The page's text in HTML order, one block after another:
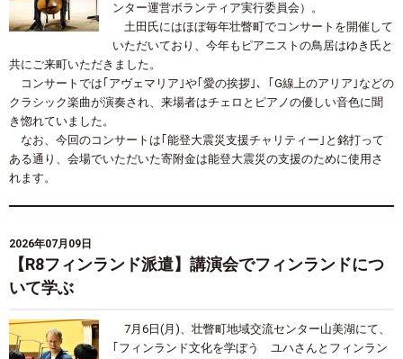
ンター運営ボランティア実行委員会）。
土田氏にはほぼ毎年壮瞥町でコンサートを開催して
いただいており、今年もピアニストの鳥居はゆき氏と
共にご来町いただきました。
コンサートでは｢アヴェマリア｣や｢愛の挨拶｣、｢ G線上のアリア｣などの
クラシック楽曲が演奏され、来場者はチェロとピアノの優しい音色に聞
き惚れていました。
なお、今回のコンサートは｢能登大震災支援チャリティー｣と銘打って
ある通り、会場でいただいた寄附金は能登大震災の支援のために使用さ
れます。
2026年07月09日
【R8フィンランド派遣】講演会でフィンランドにつ
いて学ぶ
7月 6 日 (月 )、壮瞥町地域交流センター山美湖にて、
｢フィンランド文化を学ぼう ユハさんとフィンラン